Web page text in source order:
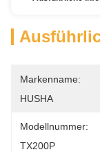
Markenname:
HUSHA
Modellnummer:
TX200P